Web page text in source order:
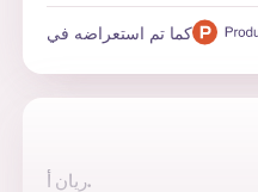
كما تم استعراضه في
ريان أ.